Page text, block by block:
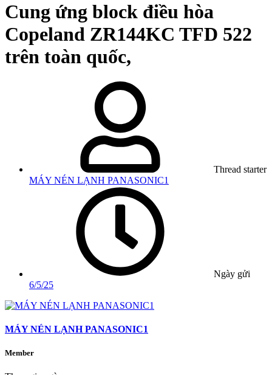
Cung ứng block điều hòa
Copeland ZR144KC TFD 522
trên toàn quốc,
Thread starter
MÁY NÉN LẠNH PANASONIC1
Ngày gửi
6/5/25
MÁY NÉN LẠNH PANASONIC1
Member